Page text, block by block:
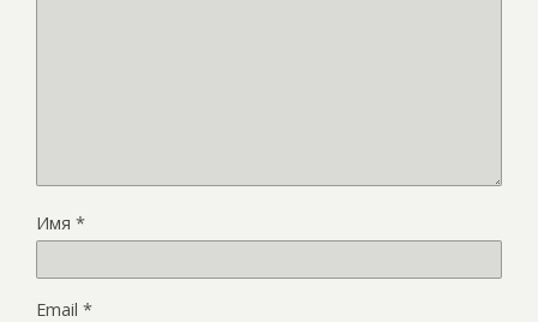
Имя *
Email *